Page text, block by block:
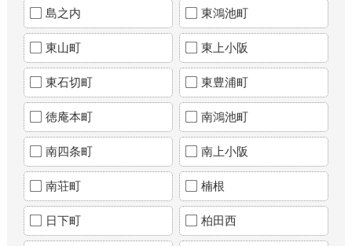
島之内 東鴻池町
東山町 東上小阪
東石切町 東豊浦町
徳庵本町 南鴻池町
南四条町 南上小阪
南荘町 楠根
日下町 柏田西